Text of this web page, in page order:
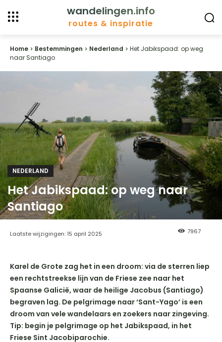
wandelingen.info
routes & inspiratie
Home Bestemmingen Nederland
Het Jabikspaad: op weg
naar Santiago
NEDERLAND
Het Jabikspaad: op weg naar
Santiago
Laatste wijzigingen: 15 april 2025 7967
Karel de Grote zag het in een droom: via de sterren liep
een rechtstreekse lijn van de Friese zee naar het
Spaanse Galicië, waar de heilige Jacobus (Santiago)
begraven lag. De pelgrimage naar ‘Sant-Yago’ is een
droom van vele wandelaars en zoekers naar zingeving.
Tip: begin je pelgrimage op het Jabikspaad, in het
Friese Sint Jacobiparochie.